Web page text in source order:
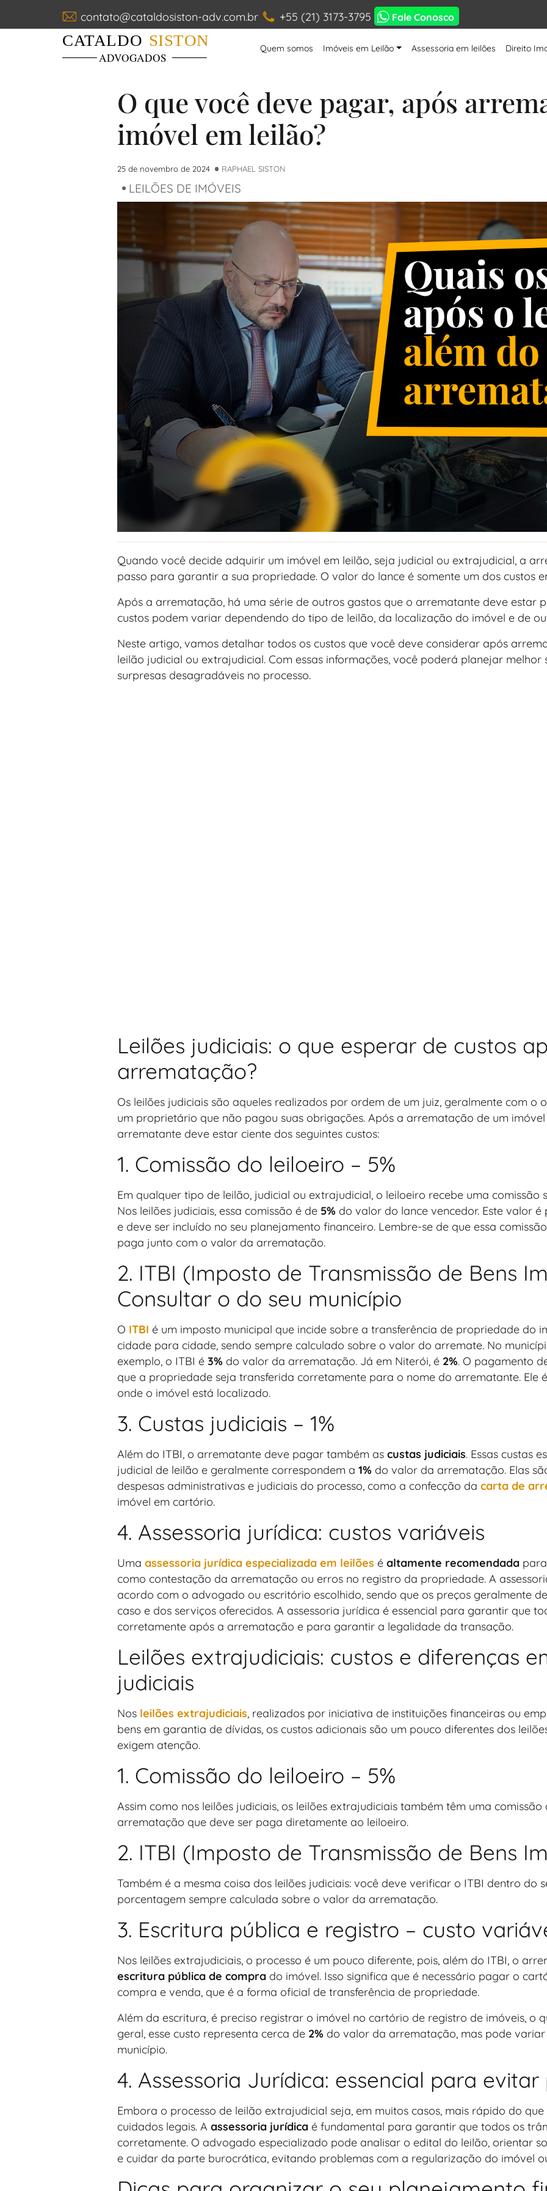
contato@cataldosiston-adv.com.br +55 (21) 3173-3795 Fale Conosco
Main Navigation
Cataldo Siston Advogados Quem somos Imóveis em Leilão Assessoria em leilões Direito
O que você deve pagar, após
imóvel em leilão?
25 de novembro de 2024 RAPHAEL SISTON
LEILÕES DE IMÓVEIS
Quando você decide adquirir um imóvel em leilão, seja judicial ou extrajudicial, a
passo para garantir a sua propriedade. O valor do lance é somente um dos custos
Após a arrematação, há uma série de outros gastos que o arrematante deve estar
custos podem variar dependendo do tipo de leilão, da localização do imóvel e de
Neste artigo, vamos detalhar todos os custos que você deve considerar após
leilão judicial ou extrajudicial. Com essas informações, você poderá planejar melhor
surpresas desagradáveis no processo.
Leilões judiciais: o que esperar de custos
arrematação?
Os leilões judiciais são aqueles realizados por ordem de um juiz, geralmente com o
um proprietário que não pagou suas obrigações. Após a arrematação de um
arrematante deve estar ciente dos seguintes custos:
1. Comissão do leiloeiro – 5%
Em qualquer tipo de leilão, judicial ou extrajudicial, o leiloeiro recebe uma
Nos leilões judiciais, essa comissão é de 5% do valor do lance vencedor. Este valor
e deve ser incluído no seu planejamento financeiro. Lembre-se de que essa
paga junto com o valor da arrematação.
2. ITBI (Imposto de Transmissão de Bens
Consultar o do seu município
O ITBI é um imposto municipal que incide sobre a transferência de propriedade do
cidade para cidade, sendo sempre calculado sobre o valor do arremate. No
exemplo, o ITBI é 3% do valor da arrematação. Já em Niterói, é 2%. O pagamento
que a propriedade seja transferida corretamente para o nome do arrematante. Ele
onde o imóvel está localizado.
3. Custas judiciais – 1%
Além do ITBI, o arrematante deve pagar também as custas judiciais. Essas custas
judicial de leilão e geralmente correspondem a 1% do valor da arrematação. Elas
despesas administrativas e judiciais do processo, como a confecção da carta de
imóvel em cartório.
4. Assessoria jurídica: custos variáveis
Uma assessoria jurídica especializada em leilões é altamente recomendada
como contestação da arrematação ou erros no registro da propriedade. A
acordo com o advogado ou escritório escolhido, sendo que os preços geralmente
caso e dos serviços oferecidos. A assessoria jurídica é essencial para garantir que
corretamente após a arrematação e para garantir a legalidade da transação.
Leilões extrajudiciais: custos e diferenças
judiciais
Nos leilões extrajudiciais , realizados por iniciativa de instituições financeiras ou
bens em garantia de dívidas, os custos adicionais são um pouco diferentes dos
exigem atenção.
1. Comissão do leiloeiro – 5%
Assim como nos leilões judiciais, os leilões extrajudiciais também têm uma comissão
arrematação que deve ser paga diretamente ao leiloeiro.
2. ITBI (Imposto de Transmissão de Bens
Também é a mesma coisa dos leilões judiciais: você deve verificar o ITBI dentro do
porcentagem sempre calculada sobre o valor da arrematação.
3. Escritura pública e registro – custo
Nos leilões extrajudiciais, o processo é um pouco diferente, pois, além do ITBI, o
escritura pública de compra do imóvel. Isso significa que é necessário pagar o
compra e venda, que é a forma oficial de transferência de propriedade.
Além da escritura, é preciso registrar o imóvel no cartório de registro de imóveis, o
geral, esse custo representa cerca de 2% do valor da arrematação, mas pode
município.
4. Assessoria Jurídica: essencial para
Embora o processo de leilão extrajudicial seja, em muitos casos, mais rápido do
cuidados legais. A assessoria jurídica é fundamental para garantir que todos os
corretamente. O advogado especializado pode analisar o edital do leilão, orientar
e cuidar da parte burocrática, evitando problemas com a regularização do imóvel